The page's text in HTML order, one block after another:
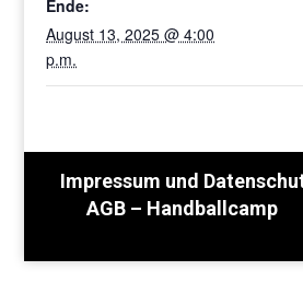
Ende:
August 13, 2025 @ 4:00
p.m.
Impressum und
AGB – Handballcamp